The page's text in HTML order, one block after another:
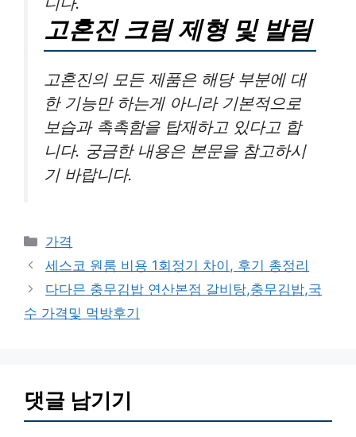
고혼진 크림 제형 및 발림
고혼진의 모든 제품은 해당 부분에 대
한 기능만 하는게 아니라 기본적으로
보습과 촉촉함을 탑재하고 있다고 합
니다. 궁금한 내용은 본문을 참고하시
기 바랍니다.
카
테
리
가격
세스코 원룸 비용 1회정기 차이, 후기 총정리
다다믄 충무김밥 연산본점 갈비탕,충무김밥,국
수 가격및 먹방후기
댓글 남기기